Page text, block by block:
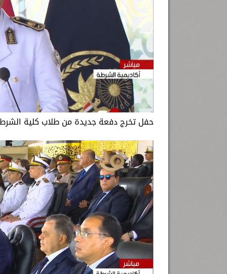
حفل تخرج دفعة جديدة من طلاب كلية الشرطة 2022، بحضور الرئيس عبد الفتاح